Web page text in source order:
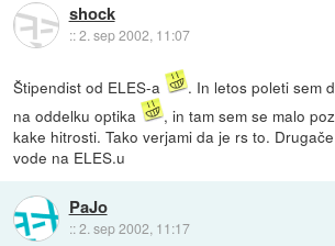
shock
::2. sep 2002, 11:07
Štipendist od ELES-a
. In letos poleti sem
na oddelku optika
, in tam sem se malo
kake hitrosti. Tako verjami da je rs to.
vode na ELES.u
PaJo
::2. sep 2002, 11:17